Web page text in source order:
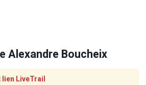
Alexandre Boucheix
LiveTrail